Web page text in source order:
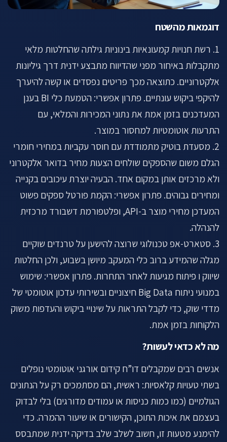
דוגמאות מהשטח
1. רשת חנויות קמעונאיות בינוניות גילתה שהחלטות מלאי
מתקבלות באיחור מפני שהדיווח מתבצע ידנית דרך גיליונות
אלקטרוניים. כתוצאה מכך פריטים נפסדים או קשה להיערך
להיקפי ביקוש עונתיים. פתרון אפשרי: הטמעת כלי BI בענן
המעדכנים בזמן אמת את נתוני המכירות והמלאי, עם
התרעות אוטומטיות למחסור במוצר.
2. מסעדת בוטיק מתמודדת עם חוסר עקביות במחירי חומרי
הגלם משום שהספקים שולחים הצעות מחיר בדואר אלקטרוני
ולא מרכזים אותן במקום אחד. הבעיה יוצרת עיכובים בקנייה
ומחירים גבוהים. פתרון אפשרי: הקמת פורטל ספקים פשוט
המעדכן מחירי מוצר ב-API, ופלטפורמת דשבורד מרכזית
להנהלה.
3. סטארט-אפ טכנולוגי שרוצה להישען על טרנדים שוקיים
מגלה שהמידע ברוב כלי המעקב מיושן בשבוע, ולכן החלטות
שיווק ו פיתוח מגיעות לאחר התחרות. פתרון אפשרי: שימוש
במנועי ניתוח Big Data חיצוניים ובשירותי עדכון אוטומטי של
מדדי שוק, כדי לקבל התראות על שינויי ביקוש והעדפות משוק
הלקוחות בזמן אמת.
מה לא כדאי לעשות?
אנשים רבים שמקבלים דו”ח קידום אורגני אוטומטי נופלים
בשתי טעויות קלאסיות: ראשית, הם מסתמכים רק על הנתונים
הגולמיים (כמו כמות כניסות או עמודים מדורגים) בלי לבדוק
בעצמם את איכות התוכן, הקישורים או שיעור ההמרה. כדי
להימנע מטעות זו, חשוב לשלב שלב בדיקה ידנית שמתבסס